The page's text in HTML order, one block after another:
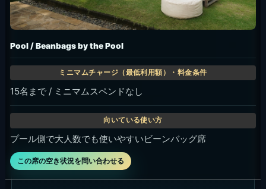
Pool / Beanbags by the Pool
15名まで / ミニマムスペンドなし
プール側で大人数でも使いやすいビーンバッグ席
この席の空き状況を問い合わせる